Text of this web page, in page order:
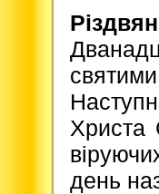
Христа
день